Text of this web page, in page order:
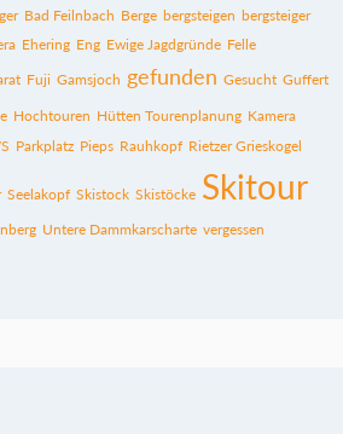
Bad Feilnbach Berge bergsteigen bergsteiger
Ehering Eng Ewige Jagdgründe Felle
Fuji Gamsjoch gefunden Gesucht Guffert
Hochtouren Hütten Tourenplanung Kamera
Parkplatz Pieps Rauhkopf Rietzer Grieskogel
Seelakopf Skistock Skistöcke Skitour
Untere Dammkarscharte vergessen